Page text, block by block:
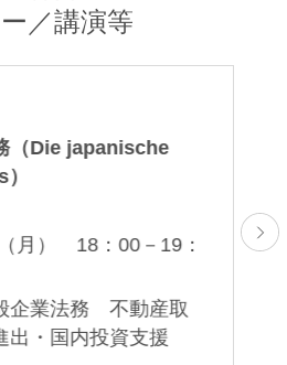
／講演等
（Die japanische
月） 18：00－19：
企業法務 不動産取
出・国内投資支援